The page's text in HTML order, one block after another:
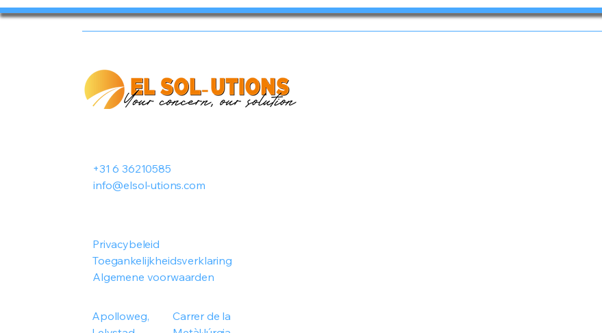
+31 6 36210585
info@elsol-utions.com
Privacybeleid
Toegankelijkheidsverklaring
Algemene voorwaarden
Apolloweg,
Carrer de la